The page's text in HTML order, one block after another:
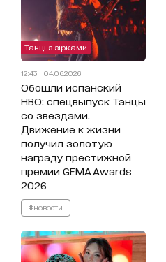
Танці з зірками
12:43 | 04.06.2026
Обошли испанский
HBO: спецвыпуск Танцы
со звездами.
Движение к жизни
получил золотую
награду престижной
премии GEMA Awards
2026
#новости